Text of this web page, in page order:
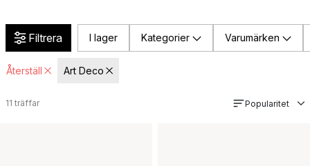
Filtrera I lager Kategorier Varumärken
Återställ Art Deco
11 träffar Popularitet